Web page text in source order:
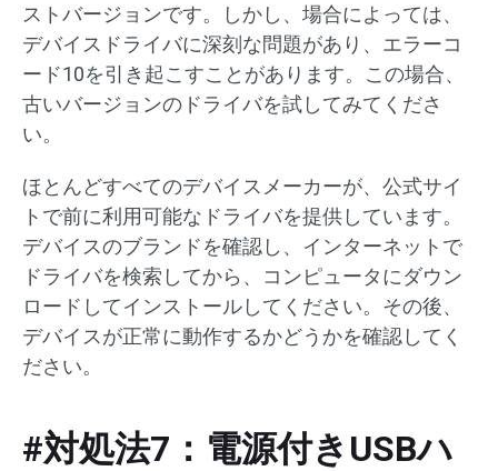
ストバージョンです。しかし、場合によっては、
デバイスドライバに深刻な問題があり、エラーコ
ード10を引き起こすことがあります。この場合、
古いバージョンのドライバを試してみてくださ
い。
ほとんどすべてのデバイスメーカーが、公式サイ
トで前に利用可能なドライバを提供しています。
デバイスのブランドを確認し、インターネットで
ドライバを検索してから、コンピュータにダウン
ロードしてインストールしてください。その後、
デバイスが正常に動作するかどうかを確認してく
ださい。
#対処法7：電源付きUSBハ